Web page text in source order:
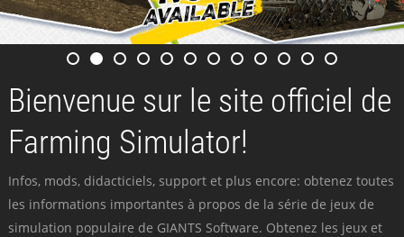
Bienvenue sur le site officiel de
Farming Simulator!
Infos, mods, didacticiels, support et plus encore: obtenez toutes
les informations importantes à propos de la série de jeux de
simulation populaire de GIANTS Software. Obtenez les jeux et